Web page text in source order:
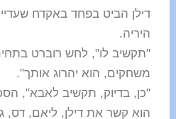
דילן הביט בפחד באקדח
היריה.
"תקשיב לו", לחש רוברט
משחקים, הוא יהרוג אותך".
"כן, בדיוק, תקשיב לאבא",
הוא קשר את דילן, ליאם, דס,